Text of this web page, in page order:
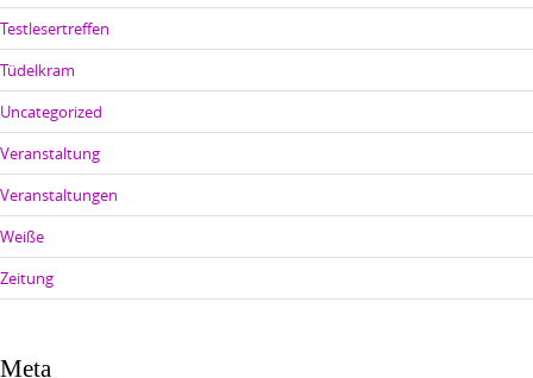
Testlesertreffen
Tüdelkram
Uncategorized
Veranstaltung
Veranstaltungen
Weiße
Zeitung
Meta